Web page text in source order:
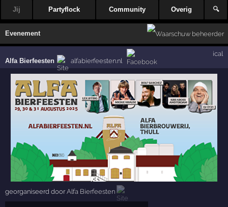
Jij Partyflock Community Overig 🔍
Evenement
Alfa Bierfeesten alfabierfeesten.nl
ical
georganiseerd doorAlfa Bierfeesten